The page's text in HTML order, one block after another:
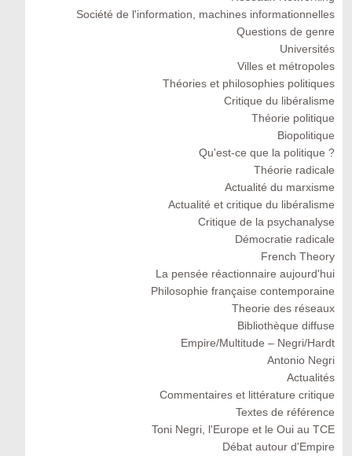
Société de l'information, machines informationnelles
Questions de genre
Universités
Villes et métropoles
Théories et philosophies politiques
Critique du libéralisme
Théorie politique
Biopolitique
Qu'est-ce que la politique ?
Théorie radicale
Actualité du marxisme
Actualité et critique du libéralisme
Critique de la psychanalyse
Démocratie radicale
French Theory
La pensée réactionnaire aujourd'hui
Philosophie française contemporaine
Theorie des réseaux
Bibliothèque diffuse
Empire/Multitude – Negri/Hardt
Antonio Negri
Actualités
Commentaires et littérature critique
Textes de référence
Toni Negri, l'Europe et le Oui au TCE
Débat autour d'Empire